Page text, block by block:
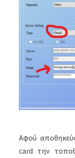
Αφού
card την